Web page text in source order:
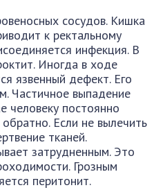
сосудов. Кишка
к ректальному
инфекция. В
Иногда в ходе
язвенный дефект. Его
Частичное выпадение
человеку постоянно
Если не вылечить
тканей.
затрудненным. Это
Грозным
перитонит.